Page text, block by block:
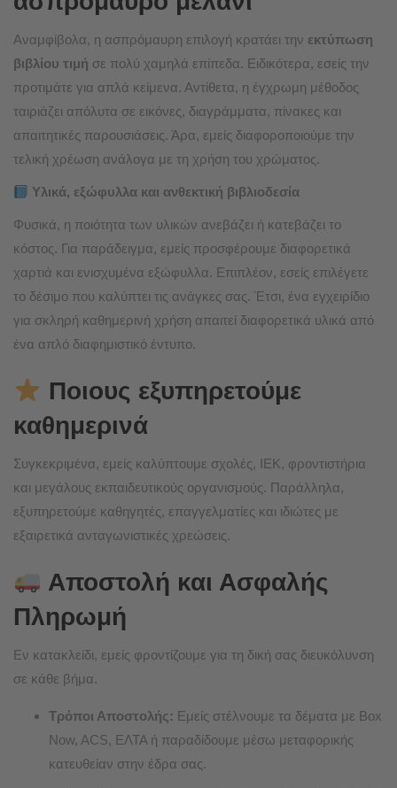
Αναμφίβολα, η ασπρόμαυρη επιλογή κρατάει την εκτύπωση
βιβλίου τιμή σε πολύ χαμηλά επίπεδα. Ειδικότερα, εσείς την
προτιμάτε για απλά κείμενα. Αντίθετα, η έγχρωμη μέθοδος
ταιριάζει απόλυτα σε εικόνες, διαγράμματα, πίνακες και
απαιτητικές παρουσιάσεις. Άρα, εμείς διαφοροποιούμε την
τελική χρέωση ανάλογα με τη χρήση του χρώματος.
Υλικά, εξώφυλλα και ανθεκτική βιβλιοδεσία
Φυσικά, η ποιότητα των υλικών ανεβάζει ή κατεβάζει το
κόστος. Για παράδειγμα, εμείς προσφέρουμε διαφορετικά
χαρτιά και ενισχυμένα εξώφυλλα. Επιπλέον, εσείς επιλέγετε
το δέσιμο που καλύπτει τις ανάγκες σας. Έτσι, ένα εγχειρίδιο
για σκληρή καθημερινή χρήση απαιτεί διαφορετικά υλικά από
ένα απλό διαφημιστικό έντυπο.
Ποιους εξυπηρετούμε
καθημερινά
Συγκεκριμένα, εμείς καλύπτουμε σχολές, ΙΕΚ, φροντιστήρια
και μεγάλους εκπαιδευτικούς οργανισμούς. Παράλληλα,
εξυπηρετούμε καθηγητές, επαγγελματίες και ιδιώτες με
εξαιρετικά ανταγωνιστικές χρεώσεις.
Αποστολή και Ασφαλής
Πληρωμή
Εν κατακλείδι, εμείς φροντίζουμε για τη δική σας διευκόλυνση
σε κάθε βήμα.
Τρόποι Αποστολής: Εμείς στέλνουμε τα δέματα με Box
Now, ACS, ΕΛΤΑ ή παραδίδουμε μέσω μεταφορικής
κατευθείαν στην έδρα σας.